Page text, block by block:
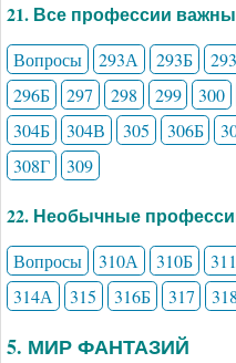
21. Все профессии важны
Вопросы 293А 293Б
296Б
297 298 299 300
304Б
304В 305 306Б
308Г
309
22. Необычные
Вопросы 310А 310Б
314А
315 316Б 317 318
5. МИР ФАНТАЗИЙ